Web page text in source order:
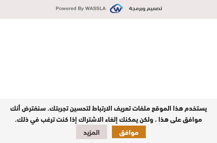
تصميم وبرمجة
يستخدم هذا الموقع ملفات تعريف الارتباط لتحسين تجربتك. سنفترض أنك
موافق على هذا ، ولكن يمكنك إلغاء الاشتراك إذا كنت ترغب في ذلك.
موافق
المزيد